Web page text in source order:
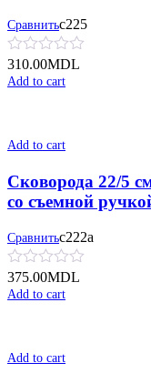
Сравнитьс225
310.00MDL
Add to cart
Add to cart
Сковорода 22/5
со съемной
Сравнитьс222а
375.00MDL
Add to cart
Add to cart